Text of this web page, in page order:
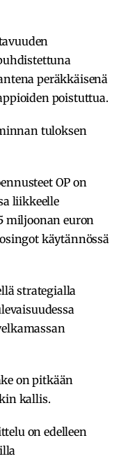
peräkkäisenä
poistuttua.
tuloksen
OP on
liikkeelle
miljoonan euron
käytännössä
strategialla
on pitkään
kallis.
on edelleen